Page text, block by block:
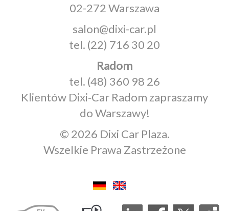
02-272 Warszawa
salon@dixi-car.pl
tel. (22) 716 30 20
Radom
tel. (48) 360 98 26
Klientów Dixi‑Car Radom zapraszamy
do Warszawy!
© 2026 Dixi Car Plaza.
Wszelkie Prawa Zastrzeżone